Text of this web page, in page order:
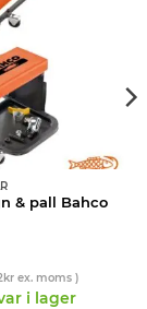
& pall Bahco
krex. moms )
i lager